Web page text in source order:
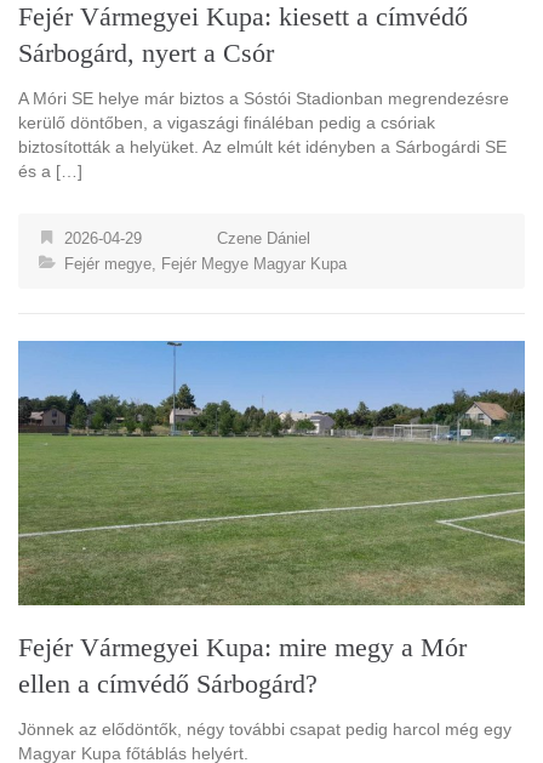
Fejér Vármegyei Kupa: kiesett a címvédő
Sárbogárd, nyert a Csór
A Móri SE helye már biztos a Sóstói Stadionban megrendezésre
kerülő döntőben, a vigaszági fináléban pedig a csóriak
biztosították a helyüket. Az elmúlt két idényben a Sárbogárdi SE
és a […]
2026-04-29
Czene Dániel
Fejér megye, Fejér Megye Magyar Kupa
Fejér Vármegyei Kupa: mire megy a Mór
ellen a címvédő Sárbogárd?
Jönnek az elődöntők, négy további csapat pedig harcol még egy
Magyar Kupa főtáblás helyért.